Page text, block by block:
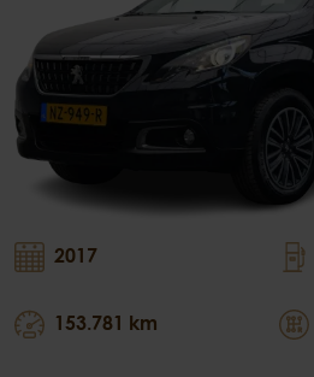
2017
153.781 km